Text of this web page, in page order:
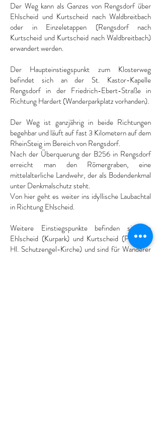
Der Weg kann als Ganzes von Rengsdorf über
Ehlscheid und Kurtscheid nach Waldbreitbach
oder in Einzeletappen (Rengsdorf nach
Kurtscheid und Kurtscheid nach Waldbreitbach)
erwandert werden.
Der Haupteinstiegspunkt zum Klosterweg
befindet sich an der St. Kastor-Kapelle
Rengsdorf in der Friedrich-Ebert-Straße in
Richtung Hardert (Wanderparkplatz vorhanden).
Der Weg ist ganzjährig in beide Richtungen
begehbar und läuft auf fast 3 Kilometern auf dem
RheinSteig im Bereich von Rengsdorf.
Nach der Überquerung der B256 in Rengsdorf
erreicht man den Römergraben, eine
mittelalterliche Landwehr, der als Bodendenkmal
unter Denkmalschutz steht.
Von hier geht es weiter ins idyllische Laubachtal
in Richtung Ehlscheid.
Weitere Einstiegspunkte befinden sich in
Ehlscheid (Kurpark) und Kurtscheid (Parkplatz
Hl. Schutzengel-Kirche) und sind für Wanderer